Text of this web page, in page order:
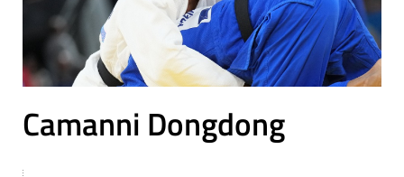
Camanni Dongdong